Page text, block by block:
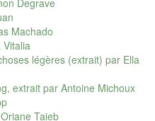
Degrave
Machado
Vitalia
légères (extrait) par Ella
extrait par Antoine Michoux
Taieb